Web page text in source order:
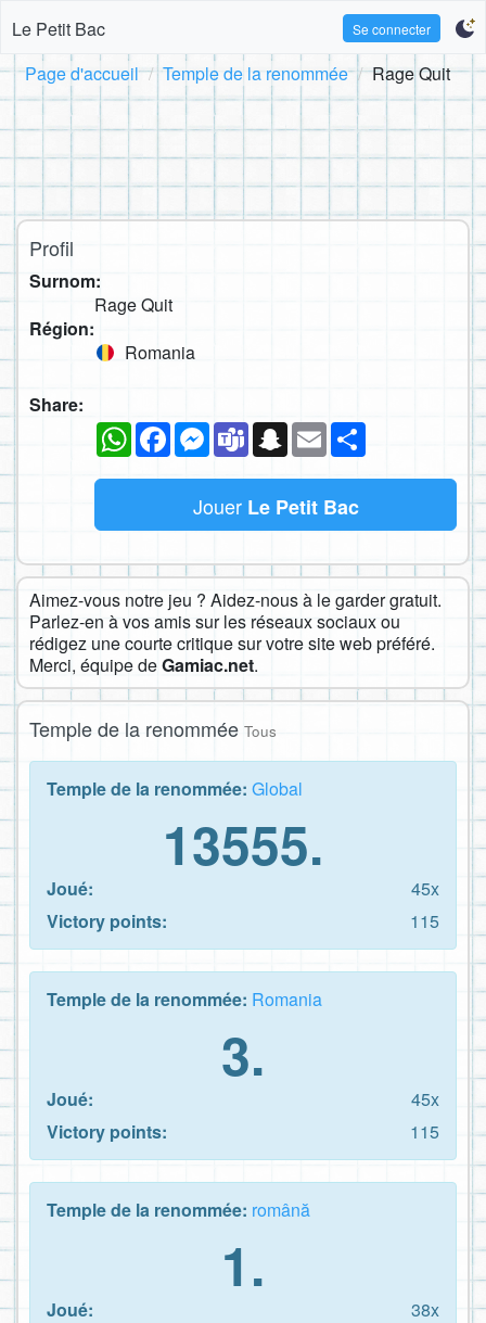
Le Petit Bac Se connecter
Page d'accueil Temple de la renommée Rage Quit
Profil
Surnom:
Rage Quit
Région:
Romania
Share:
WhatsAppFacebookMessenger
TeamsSnapchat
Email
Jouer Le Petit Bac
Aimez-vous notre jeu ? Aidez-nous à le garder gratuit.
Parlez-en à vos amis sur les réseaux sociaux ou
rédigez une courte critique sur votre site web préféré.
Merci, équipe deGamiac.net.
Temple de la renommée Tous
Temple de la renommée: Global
13555.
Joué:
45x
Victory points:
115
Temple de la renommée: Romania
3.
Joué:
45x
Victory points:
115
Temple de la renommée: română
1.
Joué:
38x